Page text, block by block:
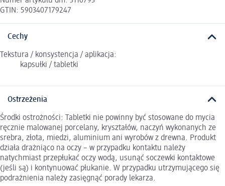
GTIN: 5903407179247
Cechy
Tekstura / konsystencja / aplikacja:
kapsułki / tabletki
Ostrzeżenia
Środki ostrożności: Tabletki nie powinny być stosowane do mycia
ręcznie malowanej porcelany, kryształów, naczyń wykonanych ze
srebra, złota, miedzi, aluminium ani wyrobów z drewna. Produkt
działa drażniąco na oczy – w przypadku kontaktu należy
natychmiast przepłukać oczy wodą, usunąć soczewki kontaktowe
(jeśli są) i kontynuować płukanie. W przypadku utrzymującego się
podrażnienia należy zasięgnąć porady lekarza.